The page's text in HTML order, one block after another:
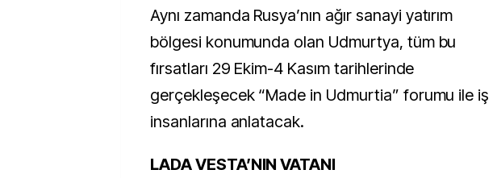
Aynı zamanda Rusya’nın ağır sanayi yatırım
bölgesi konumunda olan Udmurtya, tüm bu
fırsatları 29 Ekim-4 Kasım tarihlerinde
gerçekleşecek “Made in Udmurtia” forumu ile iş
insanlarına anlatacak.
LADA VESTA’NIN VATANI